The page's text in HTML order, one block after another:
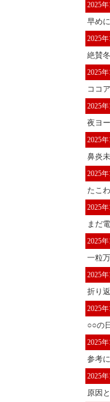
2025
早め
2025
絶賛
2025
ココ
2025
夜ヨ
2025
鼻炎
2025
たこ
2025
まだ
2025
一粒
2025
折り
2025
○○の
2025
参考
2025
原因